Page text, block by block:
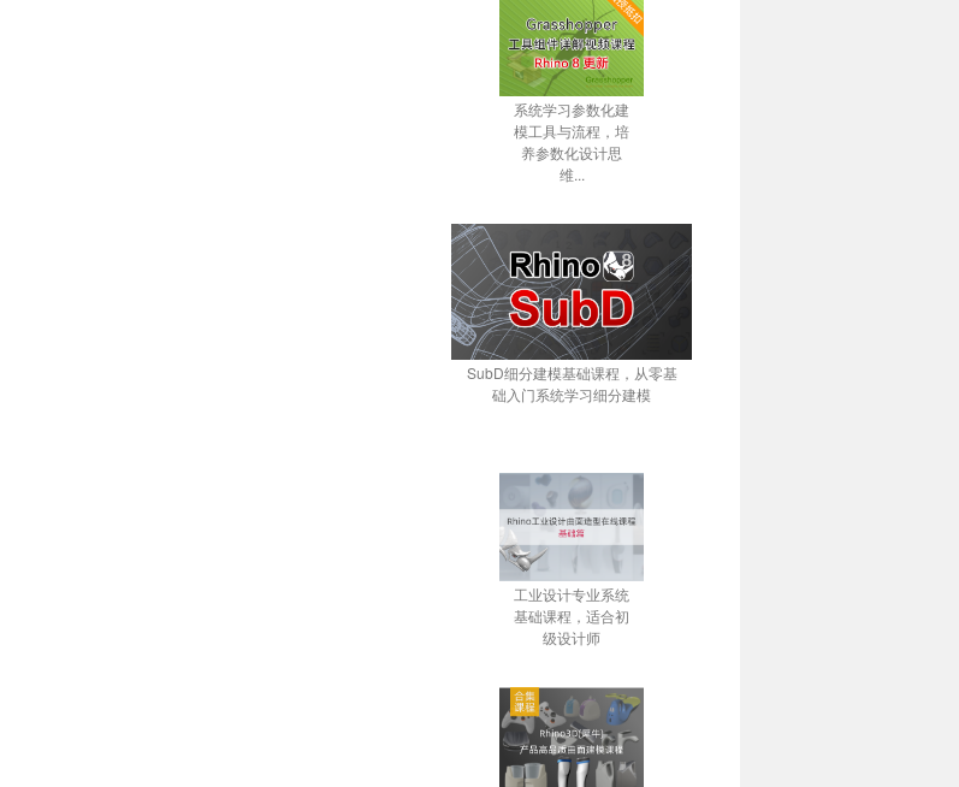
系统学习参数化建
模工具与流程，培
养参数化设计思
维...
SubD细分建模基础课程，从零基
础入门系统学习细分建模
工业设计专业系统
基础课程，适合初
级设计师